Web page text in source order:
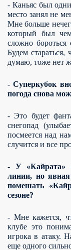
- Каньяс был
место занял не
Мне больше
который был
сложно бороться
Будем
думаю, тоже нет
- Суперкубок
погода снова
- Это будет
снегопад
посмеется над
случится и все
- У «Кайрата»
линии, но
помешать
сезоне?
- Мне кажется,
клубе это
игрока в атаку.
еще одного